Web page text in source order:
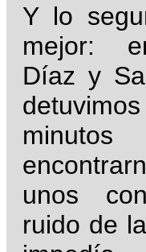
Y lo
mejor:
Díaz y
unos
ruido de